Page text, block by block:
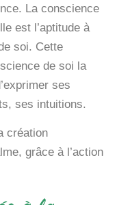
La conscience
est l’aptitude à
soi. Cette
de soi la
ses
ses intuitions.
création
grâce à l’action